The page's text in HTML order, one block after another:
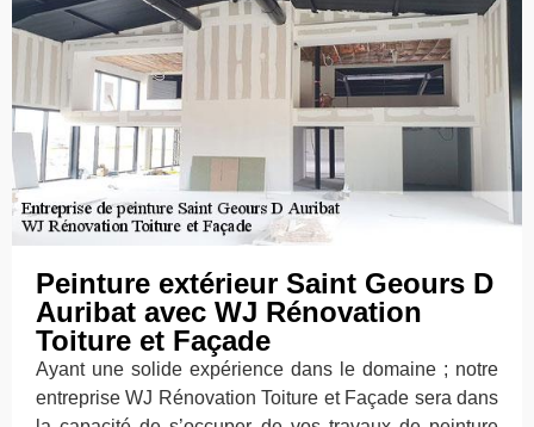
Peinture extérieur Saint Geours D
Auribat avec WJ Rénovation
Toiture et Façade
Ayant une solide expérience dans le domaine ; notre
entreprise WJ Rénovation Toiture et Façade sera dans